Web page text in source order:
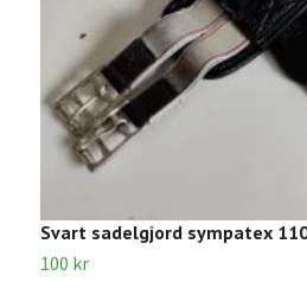
Svart sadelgjord sympatex
100 kr